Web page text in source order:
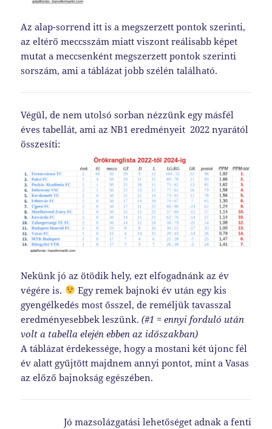
Az alap-sorrend itt is a megszerzett pontok szerinti,
az eltérő meccsszám miatt viszont reálisabb képet
mutat a meccsenként megszerzett pontok szerinti
sorszám, ami a táblázat jobb szélén található.
Végül, de nem utolsó sorban nézzünk egy másfél
éves tabellát, ami az NB1 eredményeit 2022 nyarától
összesíti:
Nekünk jó az ötödik hely, ezt elfogadnánk az év
végére is.
Egy remek bajnoki év után egy kis
gyengélkedés most ősszel, de reméljük tavasszal
eredményesebbek leszünk.(#1 = ennyi forduló után
volt a tabella elején ebben az időszakban)
A táblázat érdekessége, hogy a mostani két újonc fél
év alatt gyűjtött majdnem annyi pontot, mint a Vasas
az előző bajnokság egészében.
Jó mazsolázgatási lehetőséget adnak a fenti